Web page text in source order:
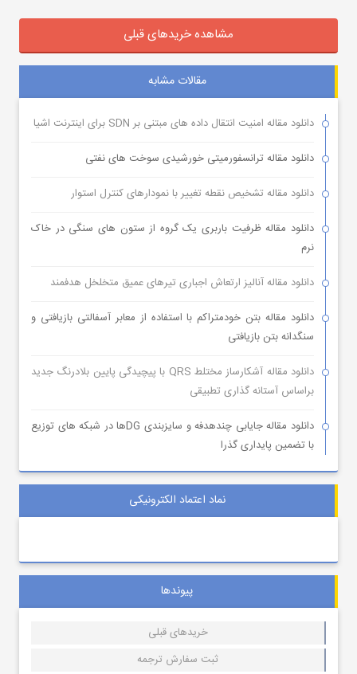
مشاهده خریدهای قبلی
مقالات مشابه
دانلود مقاله امنیت انتقال داده های مبتنی بر SDN برای اینترنت اشیا
دانلود مقاله ترانسفورمیتی خورشیدی سوخت های نفتی
دانلود مقاله تشخیص نقطه تغییر با نمودارهای کنترل استوار
دانلود مقاله ظرفیت باربری یک گروه از ستون های سنگی در خاک
نرم
دانلود مقاله آنالیز ارتعاش اجباری تیرهای عمیق متخلخل هدفمند
دانلود مقاله بتن خودمتراکم با استفاده از معابر آسفالتی بازیافتی و
سنگدانه بتن بازیافتی
دانلود مقاله آشکارساز مختلط QRS با پیچیدگی پایین بلادرنگ جدید
براساس آستانه گذاری تطبیقی
دانلود مقاله جایابی چندهدفه و سایزبندی DGها در شبکه های توزیع
با تضمین پایداری گذرا
نماد اعتماد الکترونیکی
پیوندها
خریدهای قبلی
ثبت سفارش ترجمه